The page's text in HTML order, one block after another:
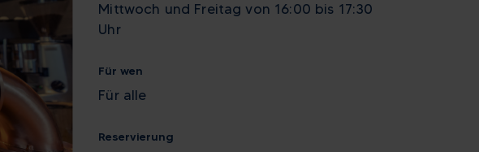
Mittwoch und Freitag von 16:00 bis 17:30
Uhr
Für wen
Für alle
Reservierung